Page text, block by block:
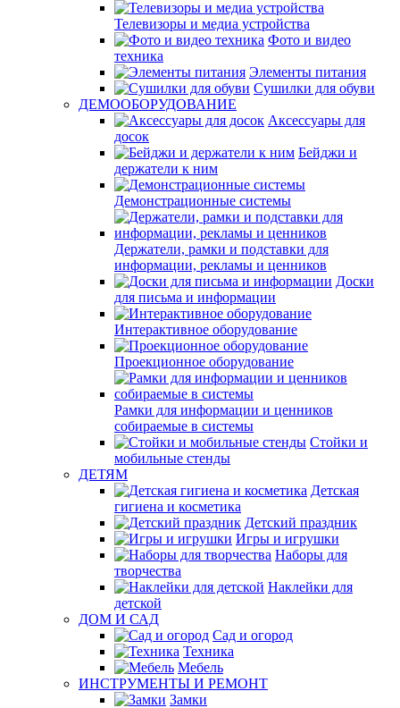
Телевизоры и медиа устройства
Фото и видео
техника
Элементы питания
Сушилки для обуви
ДЕМООБОРУДОВАНИЕ
Аксессуары для
досок
Бейджи и
держатели к ним
Демонстрационные системы
Держатели, рамки и подставки для
информации, рекламы и ценников
Доски
для письма и информации
Интерактивное оборудование
Проекционное оборудование
Рамки для информации и ценников
собираемые в системы
Стойки и
мобильные стенды
ДЕТЯМ
Детская
гигиена и косметика
Детский праздник
Игры и игрушки
Наборы для
творчества
Наклейки для
детской
ДОМ И САД
Сад и огород
Техника
Мебель
ИНСТРУМЕНТЫ И РЕМОНТ
Замки